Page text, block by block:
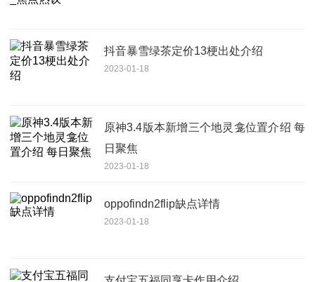
抖音暴雪绿茶定价13梗出处介绍
2023-01-18
原神3.4版本新增三个地灵龛位置介绍 每
日聚焦
2023-01-18
oppofindn2flip缺点详情
2023-01-18